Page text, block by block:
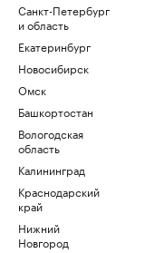
Санкт-Петербург
и область
Екатеринбург
Новосибирск
Омск
Башкортостан
Вологодская
область
Калининград
Краснодарский
край
Нижний
Новгород